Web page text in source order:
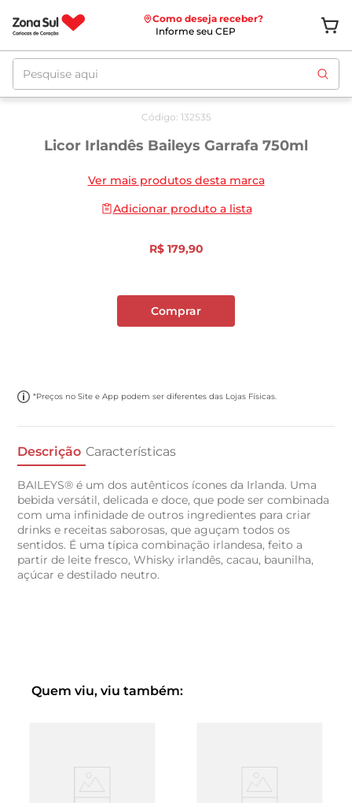
Como deseja receber?
Informe seu CEP
Pesquise aqui
Código: 132535
Licor Irlandês Baileys Garrafa 750ml
Ver mais produtos desta marca
Adicionar produto a lista
R$ 179,90
Comprar
*Preços no Site e App podem ser diferentes das Lojas Físicas.
Descrição Características
BAILEYS® é um dos autênticos ícones da Irlanda. Uma
bebida versátil, delicada e doce, que pode ser combinada
com uma infinidade de outros ingredientes para criar
drinks e receitas saborosas, que aguçam todos os
sentidos. É uma típica combinação irlandesa, feito a
partir de leite fresco, Whisky irlandês, cacau, baunilha,
açúcar e destilado neutro.
Quem viu, viu também: